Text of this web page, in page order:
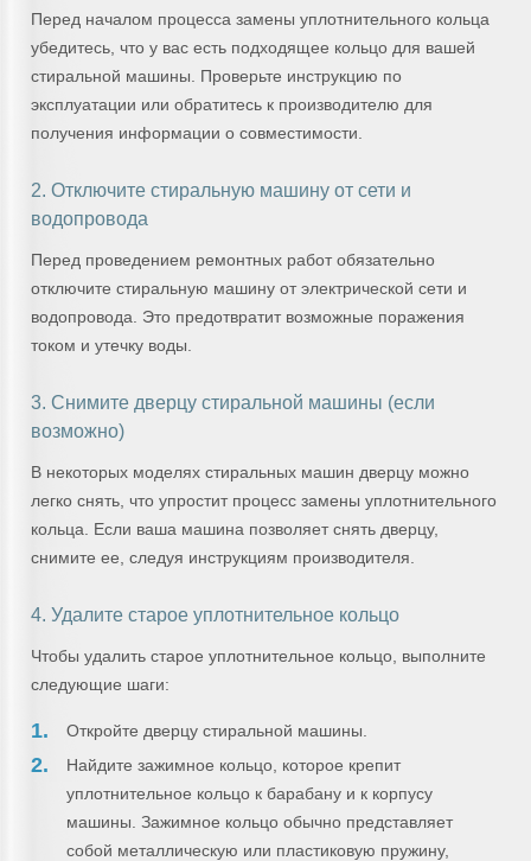
Перед началом процесса замены уплотнительного кольца
убедитесь, что у вас есть подходящее кольцо для вашей
стиральной машины. Проверьте инструкцию по
эксплуатации или обратитесь к производителю для
получения информации о совместимости.
2. Отключите стиральную машину от сети и
водопровода
Перед проведением ремонтных работ обязательно
отключите стиральную машину от электрической сети и
водопровода. Это предотвратит возможные поражения
током и утечку воды.
3. Снимите дверцу стиральной машины (если
возможно)
В некоторых моделях стиральных машин дверцу можно
легко снять, что упростит процесс замены уплотнительного
кольца. Если ваша машина позволяет снять дверцу,
снимите ее, следуя инструкциям производителя.
4. Удалите старое уплотнительное кольцо
Чтобы удалить старое уплотнительное кольцо, выполните
следующие шаги:
Откройте дверцу стиральной машины.
Найдите зажимное кольцо, которое крепит
уплотнительное кольцо к барабану и к корпусу
машины. Зажимное кольцо обычно представляет
собой металлическую или пластиковую пружину,